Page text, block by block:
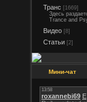
Транс [1669]
Здесь
Trance and
Видео [8]
Статьи [2]
Мини-чат